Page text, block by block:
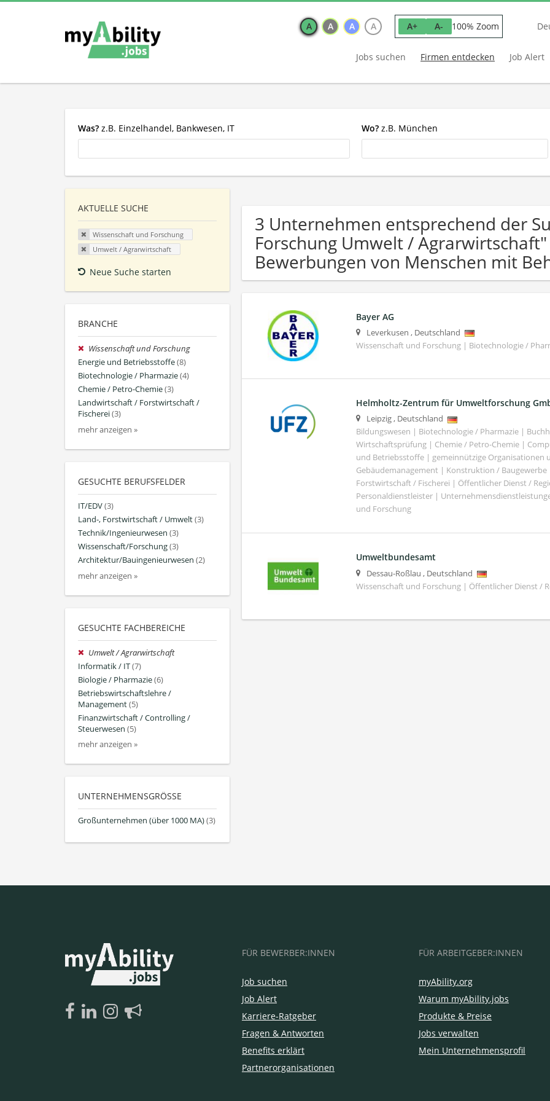
A A A A A+ A- 100% Zoom
Jobs suchen Firmen entdecken Job Alert
Was? z.B. Einzelhandel, Bankwesen, IT Wo? z.B. München
AKTUELLE SUCHE
Wissenschaft und Forschung
Umwelt / Agrarwirtschaft
Neue Suche starten
BRANCHE
Wissenschaft und Forschung
Energie und Betriebsstoffe(8)
Biotechnologie / Pharmazie(4)
Chemie / Petro-Chemie(3)
Landwirtschaft / Forstwirtschaft /
Fischerei(3)
mehr anzeigen »
GESUCHTE BERUFSFELDER
IT/EDV(3)
Land-, Forstwirtschaft / Umwelt(3)
Technik/Ingenieurwesen (3)
Wissenschaft/Forschung(3)
Architektur/Bauingenieurwesen (2)
mehr anzeigen »
GESUCHTE FACHBEREICHE
Umwelt / Agrarwirtschaft
Informatik / IT(7)
Biologie / Pharmazie(6)
Betriebswirtschaftslehre /
Management(5)
Finanzwirtschaft / Controlling /
Steuerwesen (5)
mehr anzeigen »
UNTERNEHMENSGRÖSSE
Großunternehmen (über 1000 MA)(3)
3 Unternehmen entsprechend der
Forschung Umwelt /
Bewerbungen von Menschen mit
Bayer AG
Leverkusen , Deutschland
Wissenschaft und Forschung | Biotechnologie /
Helmholtz-Zentrum für Umweltforschung
Leipzig, Deutschland
Bildungswesen | Biotechnologie / Pharmazie |
Wirtschaftsprüfung | Chemie / Petro-Chemie |
und Betriebsstoffe | gemeinnützige Organisationen
Gebäudemanagement | Konstruktion /
Forstwirtschaft / Fischerei | Öffentlicher Dienst /
Personaldienstleister |
und Forschung
Umweltbundesamt
Dessau-Roßlau , Deutschland
Wissenschaft und Forschung | Öffentlicher Dienst /
FÜR BEWERBER:INNEN
Job suchen
Job Alert
Karriere-Ratgeber
Fragen & Antworten
Benefits erklärt
Partnerorganisationen
FÜR ARBEITGEBER:INNEN
myAbility.org
Warum myAbility.jobs
Produkte & Preise
Jobs verwalten
Mein Unternehmensprofil